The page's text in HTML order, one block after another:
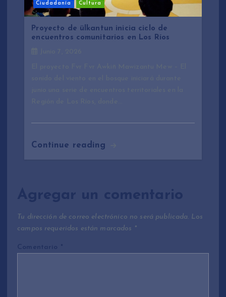
Ciudadanía Cultura
Proyecto de ülkantun inicia ciclo de
encuentros comunitarios en Los Ríos
Continue reading
Agregar un comentario
Tu dirección de correo electrónico no será publicada. Los
campos requeridos están marcados *
Comentario *